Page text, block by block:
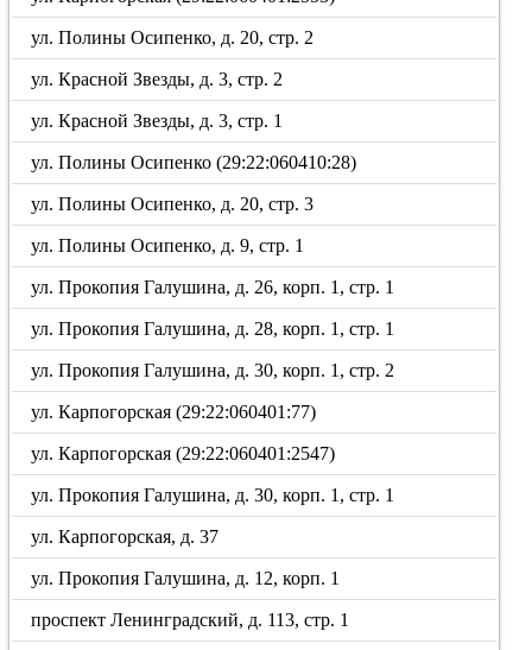
ул. Полины Осипенко, д. 20, стр. 2
ул. Красной Звезды, д. 3, стр. 2
ул. Красной Звезды, д. 3, стр. 1
ул. Полины Осипенко (29:22:060410:28)
ул. Полины Осипенко, д. 20, стр. 3
ул. Полины Осипенко, д. 9, стр. 1
ул. Прокопия Галушина, д. 26, корп. 1, стр. 1
ул. Прокопия Галушина, д. 28, корп. 1, стр. 1
ул. Прокопия Галушина, д. 30, корп. 1, стр. 2
ул. Карпогорская (29:22:060401:77)
ул. Карпогорская (29:22:060401:2547)
ул. Прокопия Галушина, д. 30, корп. 1, стр. 1
ул. Карпогорская, д. 37
ул. Прокопия Галушина, д. 12, корп. 1
проспект Ленинградский, д. 113, стр. 1